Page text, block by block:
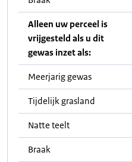
Alleen uw perceel is
vrijgesteld als u dit
gewas inzet als:
Meerjarig gewas
Tijdelijk grasland
Natte teelt
Braak